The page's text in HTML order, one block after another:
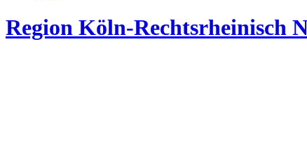
Region Köln-Rechtsrheinisch